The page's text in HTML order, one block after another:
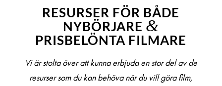
RESURSER FÖR BÅDE
NYBÖRJARE &
PRISBELÖNTA FILMARE
Vi är stolta över att kunna erbjuda en stor del av de
resurser som du kan behöva när du vill göra film,